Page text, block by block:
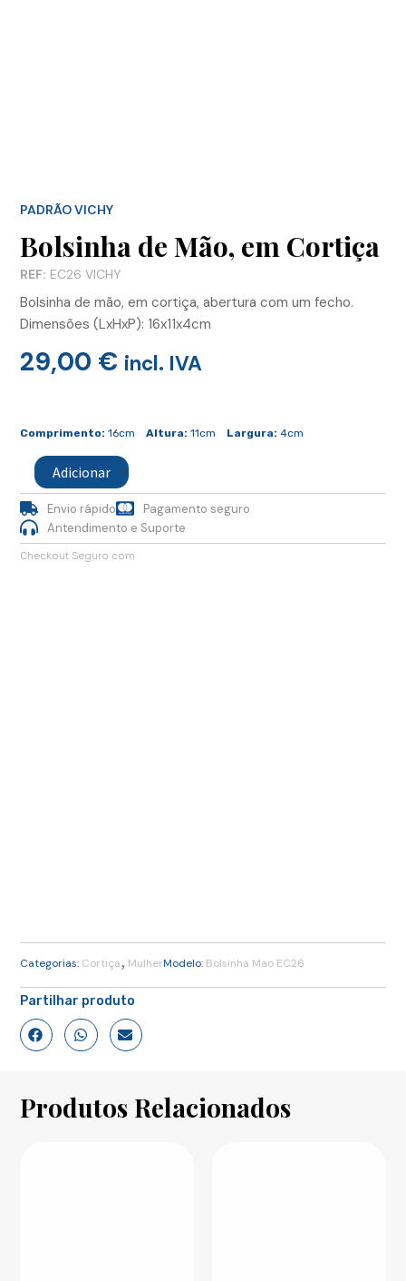
PADRÃO VICHY
Bolsinha de Mão, em Cortiça
REF: EC26 VICHY
Bolsinha de mão, em cortiça, abertura com um fecho.
Dimensões (LxHxP): 16x11x4cm
29,00 € incl. IVA
Comprimento: 16cm Altura: 11cm Largura: 4cm
Bolsinha
Mão,
em
Cortiça
Adicionar
Envio rápido
Pagamento seguro
Antendimento e Suporte
Checkout Seguro com
Categorias: Cortiça, MulherModelo: Bolsinha Mao EC26
Partilhar produto
Produtos Relacionados